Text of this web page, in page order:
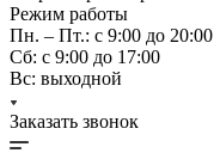
Режим работы
Пн. – Пт.: с 9:00 до 20:00
Cб: с 9:00 до 17:00
Вс: выходной
Заказать звонок